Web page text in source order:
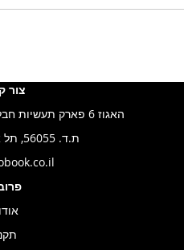
צור
האגוז 6 פארק תעשיות חבל מודיעין (בתאום מראש)
ת.ד. 56055, תל אביב 6156001